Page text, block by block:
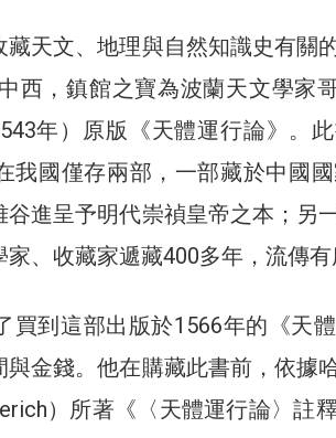
藏天文、地理與自然知識史有關
西，鎮館之寶為波蘭天文學家
年）原版《天體運行論》。
我國僅存兩部，一部藏於中國
進呈予明代崇禎皇帝之本；另
、收藏家遞藏400多年，流傳有
買到這部出版於1566年的《天
金錢。他在購藏此書前，依據
）所著《〈天體運行論〉註